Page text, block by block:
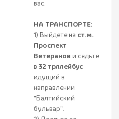
вас.
НА ТРАНСПОРТЕ:
1) Выйдете на ст.м.
Проспект
Ветеранов и сядьте
в 32 трллейбус
идущий в
направлении
"Балтийский
бульвар".